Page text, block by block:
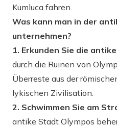
Kumluca fahren.
Was kann man in der
unternehmen?
1. Erkunden Sie die
durch die Ruinen von
Überreste aus der
lykischen Zivilisation.
2. Schwimmen Sie am
antike Stadt Olympos